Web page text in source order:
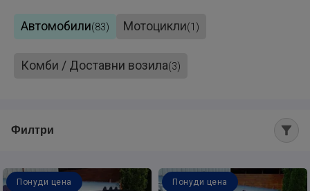
Автомобили(83) Мотоцикли(1 )
Комби / Доставни возила(3)
Филтри
Понуди цена Понуди цена